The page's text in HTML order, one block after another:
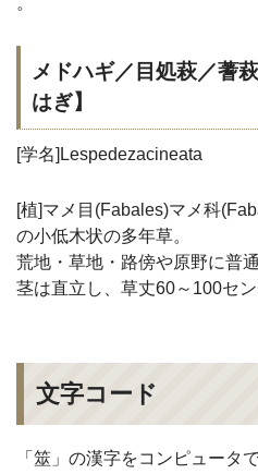
メドハギ／目処萩／蓍
はぎ】
[学名]Lespedezacineata
[植]マメ目(Fabales)マメ科
の小低木状の多年草。
荒地・草地・路傍や原野に普通
茎は直立し、草丈60～100セン
文字コード
「筮」の漢字をコンピュータ